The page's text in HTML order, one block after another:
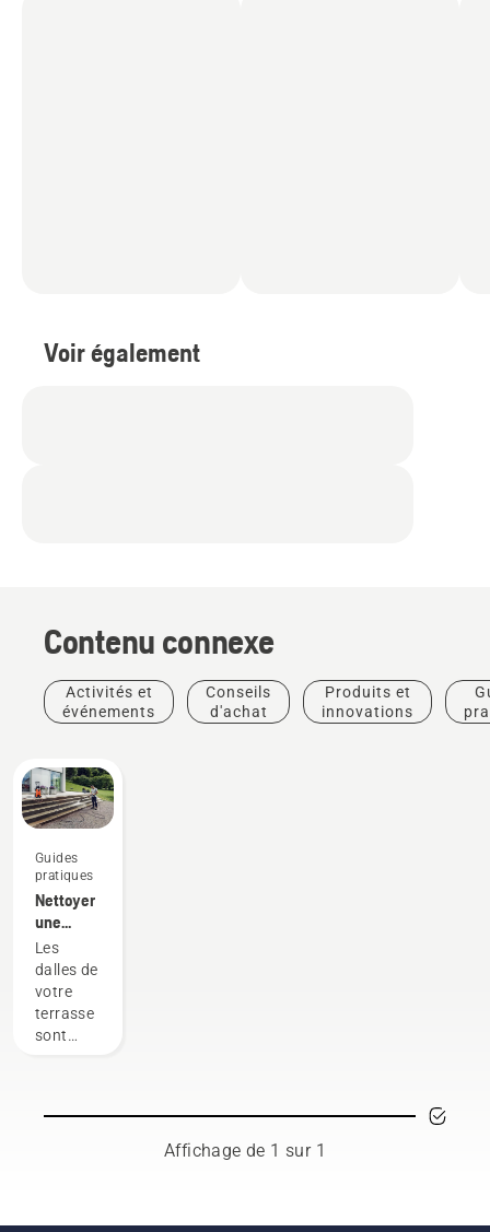
Voir également
Contenu connexe
Activités et
événements
Conseils
d'achat
Produits et
innovations
Guides
pratiques
Nettoyer
une
terrasse
en dalle
– 5
méthodes
Les
dalles de
votre
terrasse
sont
mousse,
Affichage de 1 sur 1